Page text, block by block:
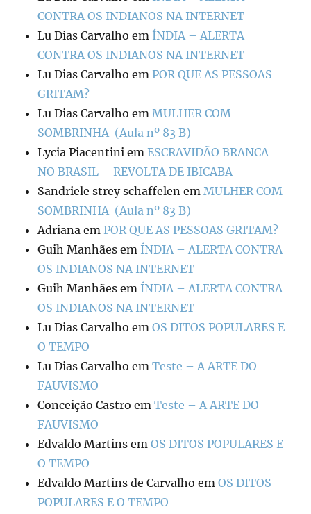
CONTRA OS INDIANOS NA INTERNET
Lu Dias Carvalho em ÍNDIA – ALERTA
CONTRA OS INDIANOS NA INTERNET
Lu Dias Carvalho emPOR QUE AS PESSOAS
GRITAM?
Lu Dias Carvalho emMULHER COM
SOMBRINHA (Aula nº 83 B)
Lycia Piacentini emESCRAVIDÃO BRANCA
NO BRASIL – REVOLTA DE IBICABA
Sandriele strey schaffelen emMULHER COM
SOMBRINHA (Aula nº 83 B)
Adriana emPOR QUE AS PESSOAS GRITAM?
Guih Manhães em ÍNDIA – ALERTA CONTRA
OS INDIANOS NA INTERNET
Guih Manhães em ÍNDIA – ALERTA CONTRA
OS INDIANOS NA INTERNET
Lu Dias Carvalho emOS DITOS POPULARES E
O TEMPO
Lu Dias Carvalho emTeste – A ARTE DO
FAUVISMO
Conceição Castro emTeste – A ARTE DO
FAUVISMO
Edvaldo Martins emOS DITOS POPULARES E
O TEMPO
Edvaldo Martins de Carvalho emOS DITOS
POPULARES E O TEMPO